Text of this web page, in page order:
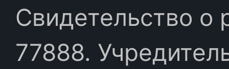
Свидетельство
77888.